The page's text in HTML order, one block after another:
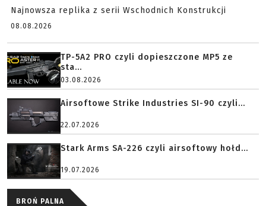
Najnowsza replika z serii Wschodnich Konstrukcji
08.08.2026
TP-5A2 PRO czyli dopieszczone MP5 ze
sta...
03.08.2026
Airsoftowe Strike Industries SI-90 czyli...
22.07.2026
Stark Arms SA-226 czyli airsoftowy hołd...
19.07.2026
BROŃ PALNA